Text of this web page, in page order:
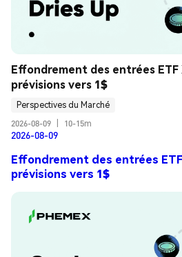
Effondrement des entrées ETF
prévisions vers 1$
Perspectives du Marché
2026-08-09
10-15m
2026-08-09
Effondrement des entrées
prévisions vers 1$